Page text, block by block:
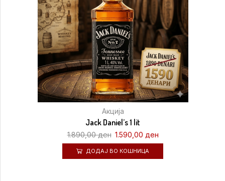
Акција
Jack Daniel’s 1 lit
1.890,00ден 1.590,00 ден
ДОДАЈ ВО КОШНИЦА